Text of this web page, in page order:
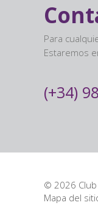
Para
Estaremos
(+34)
© 2026 Club
Mapa del